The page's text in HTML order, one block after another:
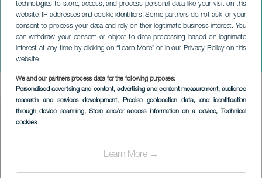
technologies to store, access, and process personal data like your visit on this
website, IP addresses and cookie identifiers. Some partners do not ask for your
consent to process your data and rely on their legitimate business interest. You
can withdraw your consent or object to data processing based on legitimate
interest at any time by clicking on “Learn More” or in our Privacy Policy on this
website.
We and our partners process data for the following purposes:
Personalised advertising and content, advertising and content measurement, audience
research and services development, Precise geolocation data, and identification
through device scanning, Store and/or access information on a device, Technical
cookies
Learn More →
Potter & Mehldau &
Patitucci & Blake -
Festival Internacional
Canarias Jazz y Más
Imagen
Listado